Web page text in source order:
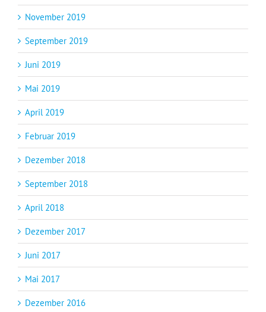
November 2019
September 2019
Juni 2019
Mai 2019
April 2019
Februar 2019
Dezember 2018
September 2018
April 2018
Dezember 2017
Juni 2017
Mai 2017
Dezember 2016